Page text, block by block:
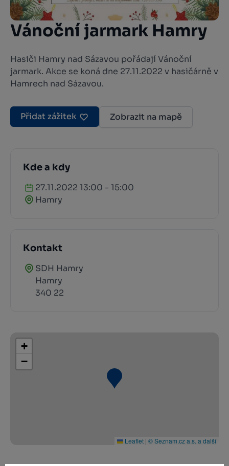
Vánoční jarmark Hamry
Hasiči Hamry nad Sázavou pořádají Vánoční
jarmark. Akce se koná dne 27.11.2022 v hasičárně v
Hamrech nad Sázavou.
Přidat zážitek Zobrazit na mapě
Kde a kdy
27.11.2022 13:00 - 15:00
Hamry
Kontakt
SDH Hamry
Hamry
340 22
+
−
Leaflet | © Seznam.cz a.s. a další